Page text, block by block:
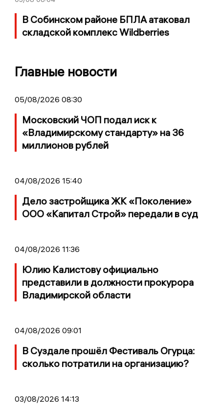
В Собинском районе БПЛА атаковал
складской комплекс Wildberries
Главные новости
05/08/2026 08:30
Московский ЧОП подал иск к
«Владимирскому стандарту» на 36
миллионов рублей
04/08/2026 15:40
Дело застройщика ЖК «Поколение»
ООО «Капитал Строй» передали в суд
04/08/2026 11:36
Юлию Калистову официально
представили в должности прокурора
Владимирской области
04/08/2026 09:01
В Суздале прошёл Фестиваль Огурца:
сколько потратили на организацию?
03/08/2026 14:13